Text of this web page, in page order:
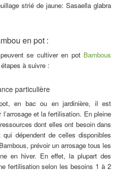
strié de jaune: Sasaella glabra
en pot :
se cultiver en pot Bambous
à suivre :
particulière
en bac ou en jardinière, il est
et la fertilisation. En pleine
dont elles ont besoin dans
dépendent de celles disponibles
prévoir un arrosage tous les
en hiver. En effet, la plupart des
fertilisation selon les besoins 1 à 2